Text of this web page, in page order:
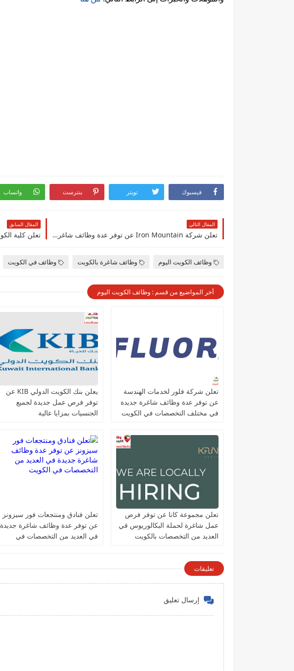
فيسبوك تويتر بنترست واتساب
المقال التالي
تعلن شركة ‏Iron Mountain‏ عن توفر عدة وظائف شاغرة جديدة في العديد من التخصصات للمقيمين والوافدين في الكويت
المقال السابق
وظائف الكويت اليوم وظائف شاغرة بالكويت وظائف في الكويت
أخر المواضيع من قسم : وظائف الكويت اليوم
تعلن شركة فلور لخدمات الهندسة
عن توفر عدة وظائف شاغرة جديدة
في مختلف التخصصات في الكويت
يعلن بنك الكويت الدولي KIB عن
توفر فرص عمل جديدة لجميع
الجنسيات بمزايا عالية
تعلن مجموعة كانا عن توفر فرص
عمل شاغرة لحملة البكالوريوس في
العديد من التخصصات بالكويت
تعلن فنادق ومنتجعات فور سيزونز‏
عن توفر عدة وظائف شاغرة جديدة
في العديد من التخصصات في
تعليقات
إرسال تعليق